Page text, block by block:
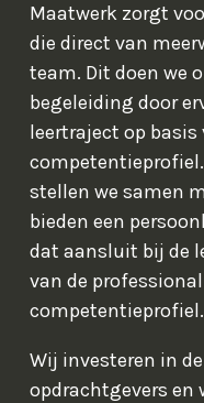
Maatwerk zorgt
die direct van
team. Dit doen we
begeleiding door
leertraject op
stellen we samen
bieden een
dat aansluit bij de
van de
competentieprofiel.
Wij investeren in
opdrachtgevers en